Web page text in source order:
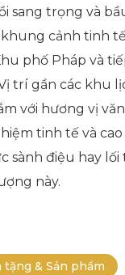
sang trọng và
cảnh tinh
phố Pháp và
trí gần các khu
với hương vị văn
tinh tế và
điệu hay lối
này.
tặng & Sản phẩm